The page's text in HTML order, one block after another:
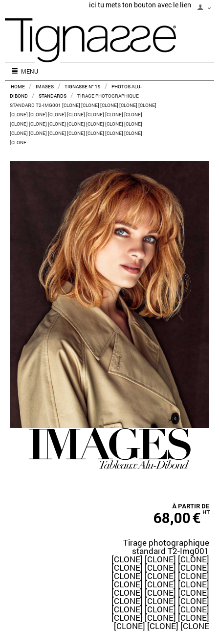
ici tu mets ton bouton avec le lien
MENU
HOME / IMAGES / TIGNASSE N° 19 /
PHOTOS ALU-
DIBOND
/ STANDARDS /
TIRAGE PHOTOGRAPHIQUE
STANDARD T2-IMG001 [CLONE] [CLONE] [CLONE] [CLONE] [CLONE]
[CLONE] [CLONE] [CLONE] [CLONE] [CLONE] [CLONE] [CLONE]
[CLONE] [CLONE] [CLONE] [CLONE] [CLONE] [CLONE] [CLONE]
[CLONE] [CLONE] [CLONE] [CLONE] [CLONE] [CLONE] [CLONE]
[CLONE
À PARTIR DE
68,00€ HT
Tirage photographique
standard T2-Img001
[CLONE] [CLONE] [CLONE]
[CLONE] [CLONE] [CLONE]
[CLONE] [CLONE] [CLONE]
[CLONE] [CLONE] [CLONE]
[CLONE] [CLONE] [CLONE]
[CLONE] [CLONE] [CLONE]
[CLONE] [CLONE] [CLONE]
[CLONE] [CLONE] [CLONE]
[CLONE] [CLONE] [CLONE